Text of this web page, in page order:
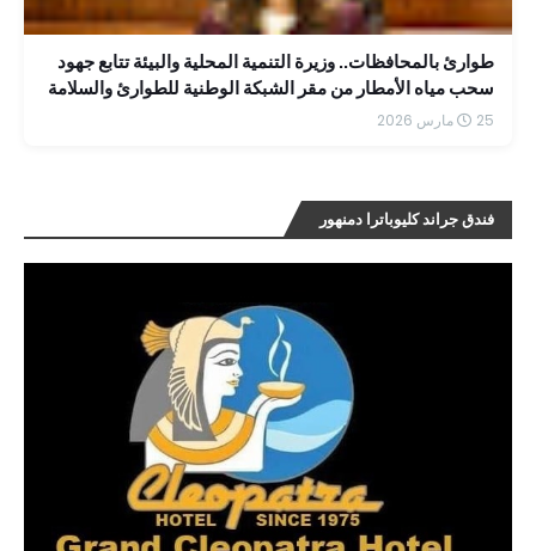
طوارئ بالمحافظات.. وزيرة التنمية المحلية والبيئة تتابع جهود
سحب مياه الأمطار من مقر الشبكة الوطنية للطوارئ والسلامة
25 مارس 2026
فندق جراند كليوباترا دمنهور